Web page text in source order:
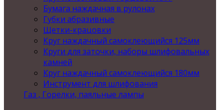
Бумага наждачная в рулонах
Губки абразивные
Щетки-крацовки
Круг наждачный самоклеющийся 125мм
Круги для заточки, наборы шлифовальных
камней
Круг наждачный самоклеющийся 180мм
Инструмент для шлифования
Газ , Горелки, паяльные лампы